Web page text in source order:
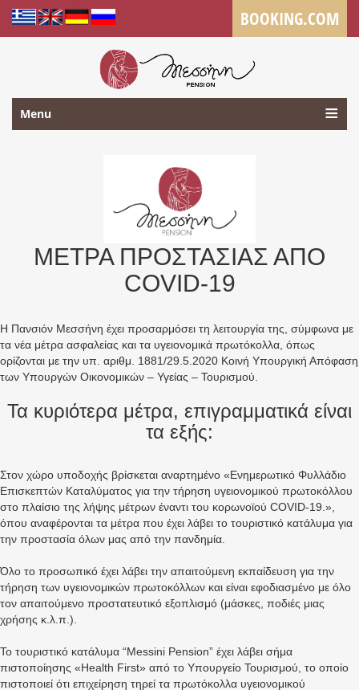
BOOKING.COM
Menu
ΜΕΤΡΑ ΠΡΟΣΤΑΣΙΑΣ ΑΠΟ
COVID-19
H Πανσιόν Μεσσήνη έχει προσαρμόσει τη λειτουργία της, σύμφωνα με
τα νέα μέτρα ασφαλείας και τα υγειονομικά πρωτόκολλα, όπως
ορίζονται με την υπ. αριθμ. 1881/29.5.2020 Κοινή Υπουργική Απόφαση
των Υπουργών Οικονομικών – Υγείας – Τουρισμού.
Τα κυριότερα μέτρα, επιγραμματικά είναι
τα εξής:
Στον χώρο υποδοχής βρίσκεται αναρτημένο «Ενημερωτικό Φυλλάδιο
Επισκεπτών Καταλύματος για την τήρηση υγειονομικού πρωτοκόλλου
στο πλαίσιο της λήψης μέτρων έναντι του κορωνοϊού COVID-19.»,
όπου αναφέρονται τα μέτρα που έχει λάβει το τουριστικό κατάλυμα για
την προστασία όλων μας από την πανδημία.
Όλο το προσωπικό έχει λάβει την απαιτούμενη εκπαίδευση για την
τήρηση των υγειονομικών πρωτοκόλλων και είναι εφοδιασμένο με όλο
τον απαιτούμενο προστατευτικό εξοπλισμό (μάσκες, ποδιές μιας
χρήσης κ.λ.π.).
Το τουριστικό κατάλυμα “Messini Pension” έχει λάβει σήμα
πιστοποίησης «Health First» από το Υπουργείο Τουρισμού, το οποίο
πιστοποιεί ότι επιχείρηση τηρεί τα πρωτόκολλα υγειονομικού